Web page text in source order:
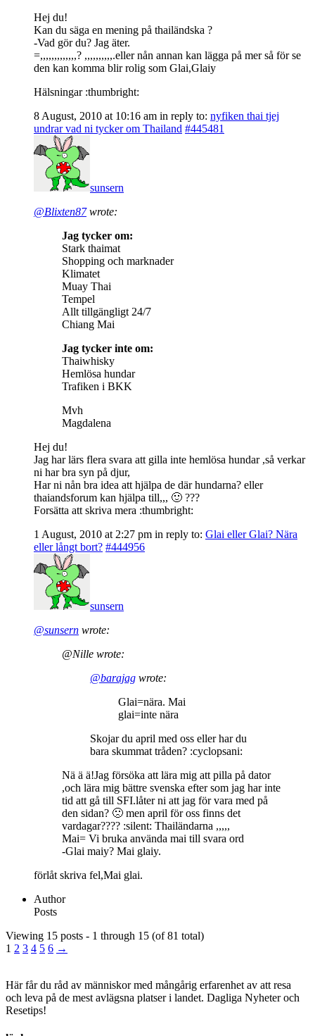
Hej du!
Kan du säga en mening på thailändska ?
-Vad gör du? Jag äter.
=,,,,,,,,,,,,,? ,,,,,,,,,,.eller nån annan kan lägga på mer så för se
den kan komma blir rolig som Glai,Glaiy
Hälsningar :thumbright:
8 August, 2010 at 10:16 am in reply to: nyfiken thai tjej
undrar vad ni tycker om Thailand #445481
sunsern
@Blixten87wrote:
Jag tycker om:
Stark thaimat
Shopping och marknader
Klimatet
Muay Thai
Tempel
Allt tillgängligt 24/7
Chiang Mai
Jag tycker inte om:
Thaiwhisky
Hemlösa hundar
Trafiken i BKK
Mvh
Magdalena
Hej du!
Jag har lärs flera svara att gilla inte hemlösa hundar ,så verkar
ni har bra syn på djur,
Har ni nån bra idea att hjälpa de där hundarna? eller
thaiandsforum kan hjälpa till,,, 🙂 ???
Forsätta att skriva mera :thumbright:
1 August, 2010 at 2:27 pm in reply to: Glai eller Glai? Nära
eller långt bort? #444956
sunsern
@sunsern wrote:
@Nille wrote:
@barajag wrote:
Glai=nära. Mai
glai=inte nära
Skojar du april med oss eller har du
bara skummat tråden? :cyclopsani:
Nä ä ä!Jag försöka att lära mig att pilla på dator
,och lära mig bättre svenska efter som jag har inte
tid att gå till SFI.låter ni att jag för vara med på
den sidan? 🙁 men april för oss finns det
vardagar???? :silent: Thailändarna ,,,,,
Mai= Vi bruka använda mai till svara ord
-Glai maiy? Mai glaiy.
förlåt skriva fel,Mai glai.
Author
Posts
Viewing 15 posts - 1 through 15 (of 81 total)
1 2 3 4 5 6 →
Här får du råd av människor med mångårig erfarenhet av att resa
och leva på de mest avlägsna platser i landet. Dagliga Nyheter och
Resetips!